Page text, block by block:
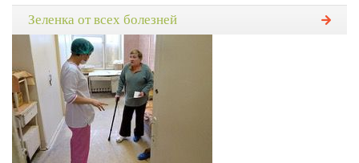
Зеленка от всех болезней